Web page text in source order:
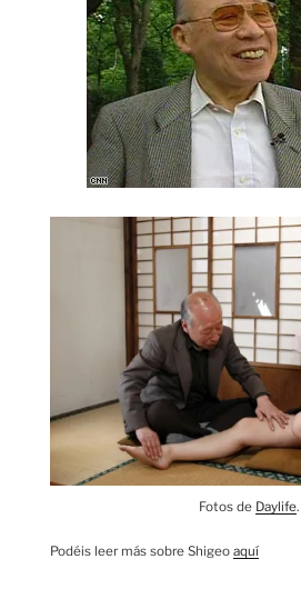
Fotos de Daylife.
Podéis leer más sobre Shigeo aquí